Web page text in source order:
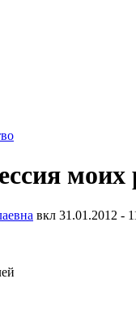
моих
вкл 31.01.2012 -